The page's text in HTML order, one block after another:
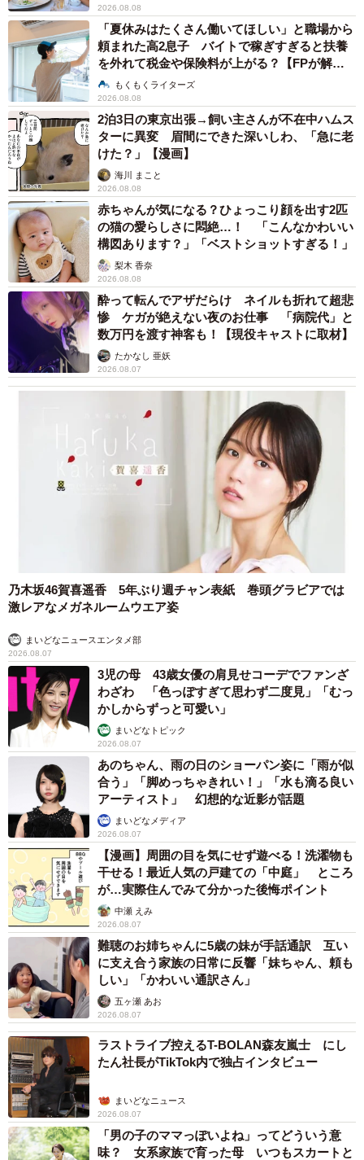
2026.08.08
「夏休みはたくさん働いてほしい」と職場から
頼まれた高2息子 バイトで稼ぎすぎると扶養
を外れて税金や保険料が上がる？【FPが解
説】もくもくライターズ
2026.08.08
2泊3日の東京出張→飼い主さんが不在中ハムス
ターに異変 眉間にできた深いしわ、「急に老
けた？」【漫画】
海川 まこと
2026.08.08
赤ちゃんが気になる？ひょっこり顔を出す2匹
の猫の愛らしさに悶絶…！ 「こんなかわいい
構図あります？」「ベストショットすぎる！」
梨木 香奈
2026.08.08
酔って転んでアザだらけ ネイルも折れて超悲
惨 ケガが絶えない夜のお仕事 「病院代」と
数万円を渡す神客も！【現役キャストに取材】
たかなし 亜妖
2026.08.07
乃木坂46賀喜遥香 5年ぶり週チャン表紙 巻頭グラビアでは
激レアなメガネルームウエア姿
まいどなニュースエンタメ部
2026.08.07
3児の母 43歳女優の肩見せコーデでファンざ
わざわ 「色っぽすぎて思わず二度見」「むっ
かしからずっと可愛い」
まいどなトピック
2026.08.07
あのちゃん、雨の日のショーパン姿に「雨が似
合う」「脚めっちゃきれい！」「水も滴る良い
アーティスト」 幻想的な近影が話題
まいどなメディア
2026.08.07
【漫画】周囲の目を気にせず遊べる！洗濯物も
干せる！最近人気の戸建ての「中庭」 ところ
が…実際住んでみて分かった後悔ポイント
中瀬 えみ
2026.08.07
難聴のお姉ちゃんに5歳の妹が手話通訳 互い
に支え合う家族の日常に反響「妹ちゃん、頼も
しい」「かわいい通訳さん」
五ヶ瀬 あお
2026.08.07
ラストライブ控えるT-BOLAN森友嵐士 にし
たん社長がTikTok内で独占インタビュー
まいどなニュース
2026.08.07
「男の子のママっぽいよね」ってどういう意
味？ 女系家族で育った母 いつもスカートと